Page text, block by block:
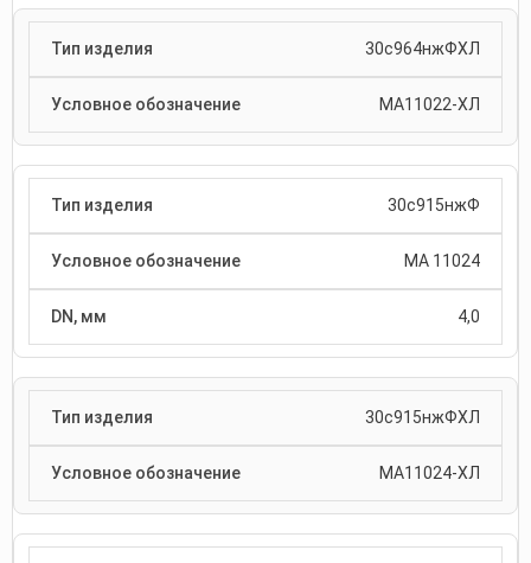
30с964нжФХЛ
МА11022-ХЛ
30с915нжФ
МА 11024
4,0
30с915нжФХЛ
МА11024-ХЛ